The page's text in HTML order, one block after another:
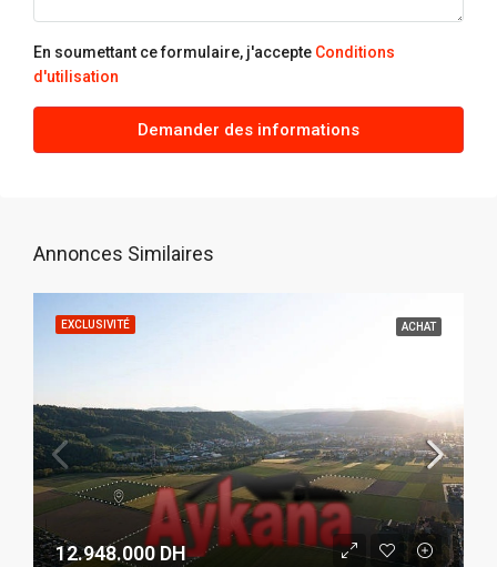
En soumettant ce formulaire, j'accepte Conditions
d'utilisation
Demander des informations
Annonces Similaires
EXCLUSIVITÉ ACHAT
12.948.000 DH